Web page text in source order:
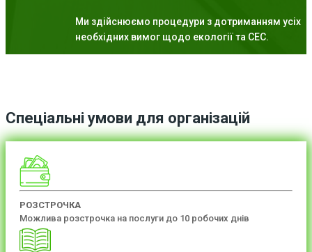
Ми здійснюємо процедури з дотриманням усіх
необхідних вимог щодо екології та СЕС.
Спеціальні умови для організацій
РОЗСТРОЧКА
Можлива розстрочка на послуги до 10 робочих днів